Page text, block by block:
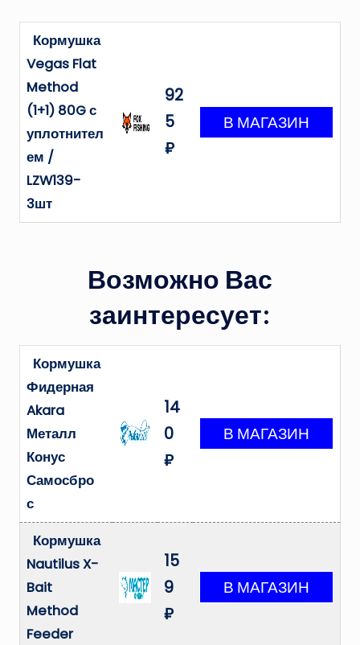
Кормушка
Vegas Flat
Method
(1+1) 80G с
уплотнител
ем /
LZW139-
3шт
92
5
₽
Возможно Вас
заинтересует:
Кормушка
Фидерная
Akara
Металл
Конус
Самосбро
с
14
0
₽
Кормушка
Nautilus X-
Bait
Method
Feeder
15
9
₽